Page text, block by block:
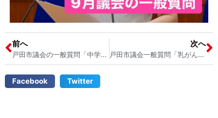
前へ
戸田市議会の一般質問「中学校の武道場にエアコン設置を！」戸田市内すべての中学校の武道場にエアコン設置を要望しました！（戸田市の学校教育）戸田市議会議員 宮内そうこ
次へ
戸田市議会一般質問「乳がん検診」について ３０歳からの乳がん検診と超音波検査（エコー検診）の導入を戸田市に要望しました！ 戸田市議会議員 宮内そうこ
Facebook Twitter